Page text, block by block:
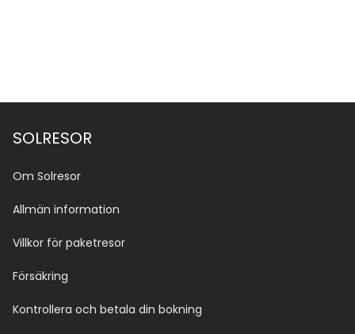
SOLRESOR
Om Solresor
Allmän information
Villkor för paketresor
Försäkring
Kontrollera och betala din bokning